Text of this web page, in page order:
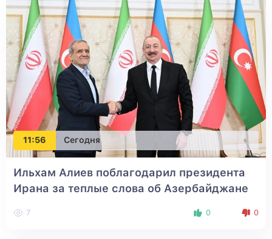
11:56 Сегодня
Ильхам Алиев поблагодарил президента
Ирана за теплые слова об Азербайджане
7 0 0